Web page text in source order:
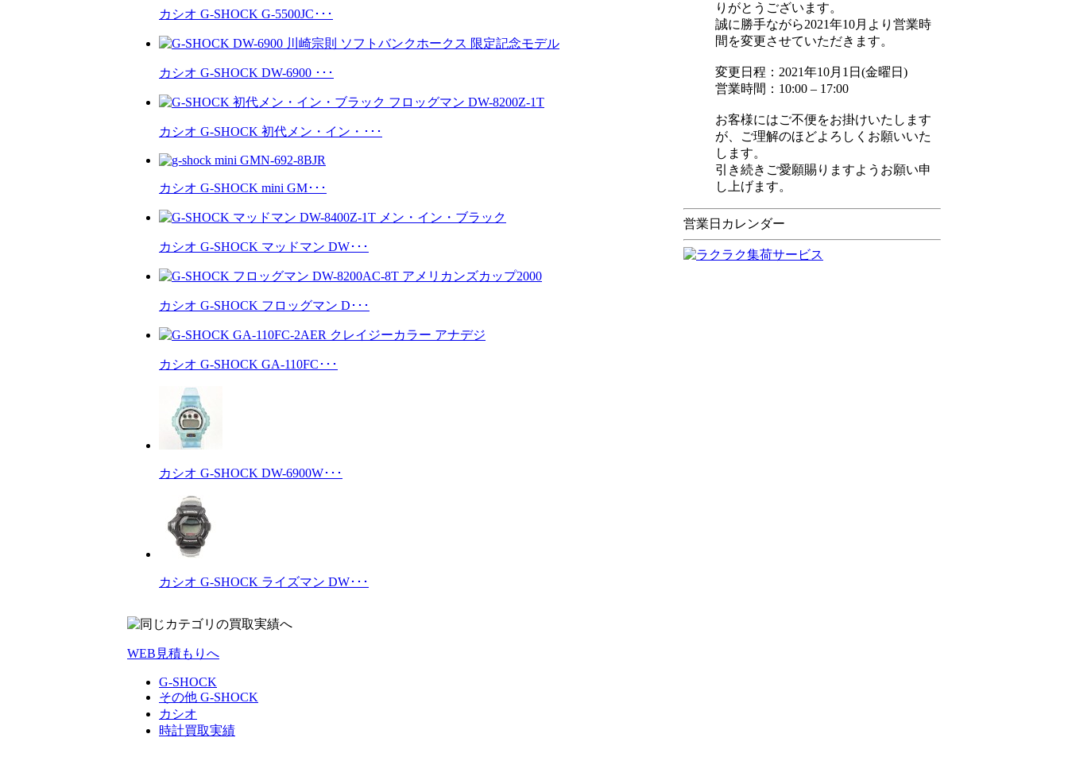
カシオ G-SHOCK G-5500JC･･･
カシオ G-SHOCK DW-6900 ･･･
カシオ G-SHOCK 初代メン・イン・･･･
カシオ G-SHOCK mini GM･･･
カシオ G-SHOCK マッドマン DW･･･
カシオ G-SHOCK フロッグマン D･･･
カシオ G-SHOCK GA-110FC･･･
カシオ G-SHOCK DW-6900W･･･
カシオ G-SHOCK ライズマン DW･･･
WEB見積もりへ
G-SHOCK
その他 G-SHOCK
カシオ
時計買取実績
りがとうございます。
誠に勝手ながら2021年10月より営業時
間を変更させていただきます。
変更日程：2021年10月1日(金曜日)
営業時間：10:00 – 17:00
お客様にはご不便をお掛けいたします
が、ご理解のほどよろしくお願いいた
します。
引き続きご愛願賜りますようお願い申
し上げます。
営業日カレンダー